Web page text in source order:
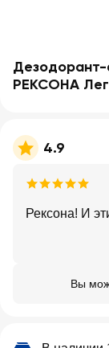
Дезодорант-
РЕКСОНА
4.9
Рексона! И
Вы